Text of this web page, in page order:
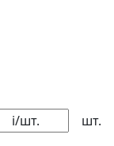
шт.
i/шт.